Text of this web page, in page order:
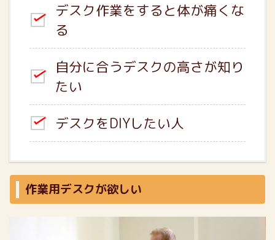
デスク作業をすると体が痛くな
る
自分に合うデスクの高さが知り
たい
デスクをDIYしたい人
作業用デスクが欲しい